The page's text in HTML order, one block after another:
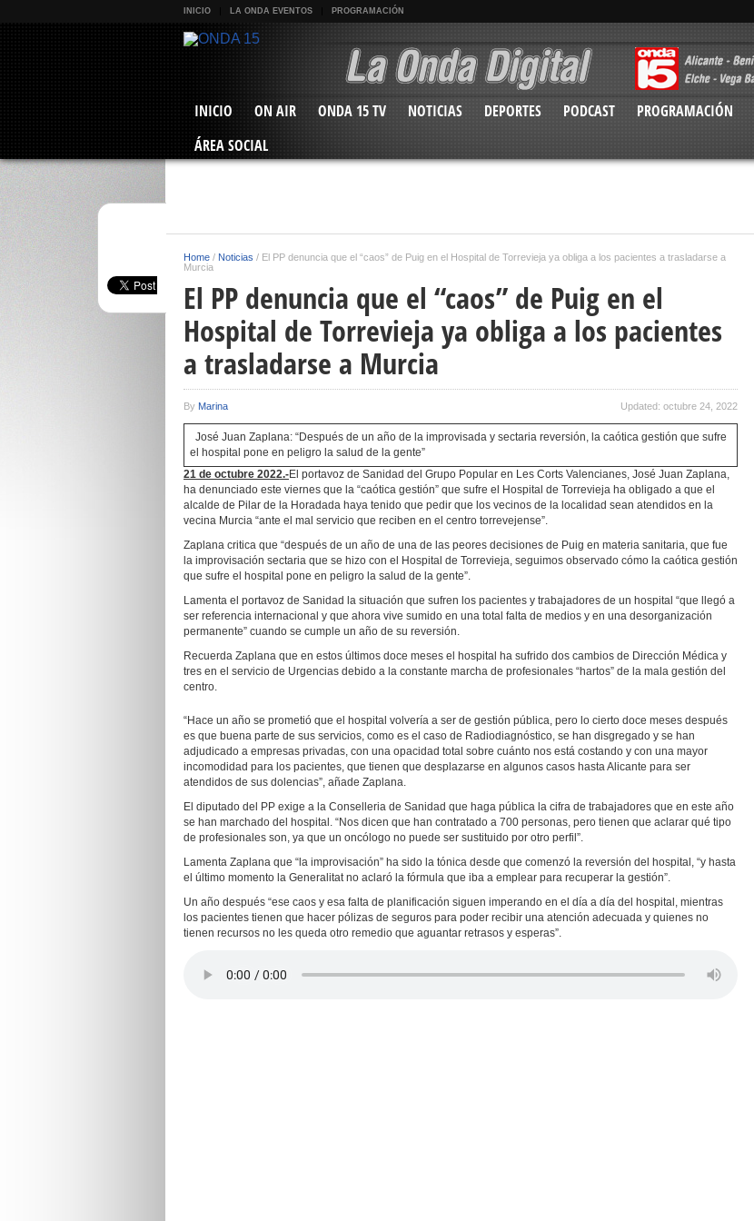
INICIO LA ONDA EVENTOS PROGRAMACIÓN
INICIO ON AIR ONDA 15 TV NOTICIAS DEPORTES PODCAST PROGRAMACIÓN
ÁREA SOCIAL
Home / Noticias / El PP denuncia que el “caos” de Puig en el Hospital de Torrevieja ya obliga a los pacientes a trasladarse a
Murcia
El PP denuncia que el “caos” de Puig en el
Hospital de Torrevieja ya obliga a los pacientes
a trasladarse a Murcia
By Marina Updated: octubre 24, 2022
José Juan Zaplana: “Después de un año de la improvisada y sectaria reversión, la caótica gestión que sufre
el hospital pone en peligro la salud de la gente”
21 de octubre 2022.-El portavoz de Sanidad del Grupo Popular en Les Corts Valencianes, José Juan Zaplana,
ha denunciado este viernes que la “caótica gestión” que sufre el Hospital de Torrevieja ha obligado a que el
alcalde de Pilar de la Horadada haya tenido que pedir que los vecinos de la localidad sean atendidos en la
vecina Murcia “ante el mal servicio que reciben en el centro torrevejense”.
Zaplana critica que “después de un año de una de las peores decisiones de Puig en materia sanitaria, que fue
la improvisación sectaria que se hizo con el Hospital de Torrevieja, seguimos observado cómo la caótica gestión
que sufre el hospital pone en peligro la salud de la gente”.
Lamenta el portavoz de Sanidad la situación que sufren los pacientes y trabajadores de un hospital “que llegó a
ser referencia internacional y que ahora vive sumido en una total falta de medios y en una desorganización
permanente” cuando se cumple un año de su reversión.
Recuerda Zaplana que en estos últimos doce meses el hospital ha sufrido dos cambios de Dirección Médica y
tres en el servicio de Urgencias debido a la constante marcha de profesionales “hartos” de la mala gestión del
centro.
“Hace un año se prometió que el hospital volvería a ser de gestión pública, pero lo cierto doce meses después
es que buena parte de sus servicios, como es el caso de Radiodiagnóstico, se han disgregado y se han
adjudicado a empresas privadas, con una opacidad total sobre cuánto nos está costando y con una mayor
incomodidad para los pacientes, que tienen que desplazarse en algunos casos hasta Alicante para ser
atendidos de sus dolencias”, añade Zaplana.
El diputado del PP exige a la Conselleria de Sanidad que haga pública la cifra de trabajadores que en este año
se han marchado del hospital. “Nos dicen que han contratado a 700 personas, pero tienen que aclarar qué tipo
de profesionales son, ya que un oncólogo no puede ser sustituido por otro perfil”.
Lamenta Zaplana que “la improvisación” ha sido la tónica desde que comenzó la reversión del hospital, “y hasta
el último momento la Generalitat no aclaró la fórmula que iba a emplear para recuperar la gestión”.
Un año después “ese caos y esa falta de planificación siguen imperando en el día a día del hospital, mientras
los pacientes tienen que hacer pólizas de seguros para poder recibir una atención adecuada y quienes no
tienen recursos no les queda otro remedio que aguantar retrasos y esperas”.